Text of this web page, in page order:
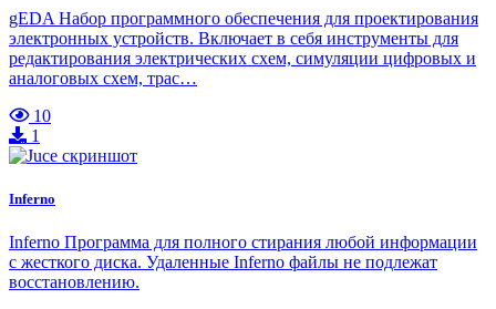
gEDA Набор программного обеспечения для проектирования
электронных устройств. Включает в себя инструменты для
редактирования электрических схем, симуляции цифровых и
аналоговых схем, трас…
10
1
Inferno
Inferno Программа для полного стирания любой информации
с жесткого диска. Удаленные Inferno файлы не подлежат
восстановлению.